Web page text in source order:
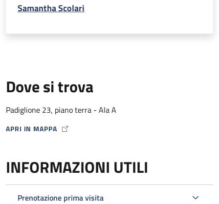
Samantha Scolari
Dove si trova
Padiglione 23, piano terra - Ala A
APRI IN MAPPA
MAP ICON
INFORMAZIONI UTILI
Prenotazione prima visita